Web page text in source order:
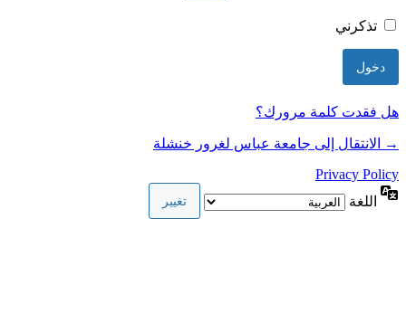
تذكرني
هل فقدت كلمة مرورك؟
→ الانتقال إلى جامعة عباس لغرور خنشلة
Privacy Policy
اللغة